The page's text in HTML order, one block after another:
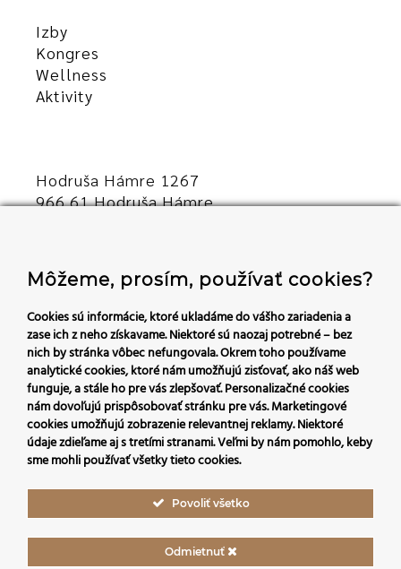
Izby
Kongres
Wellness
Aktivity
Hodruša Hámre 1267
966 61 Hodruša Hámre
recepcia@hoteldaro.sk
Sledujte nás:
Môžeme, prosím, používať cookies?
Cookies sú informácie, ktoré ukladáme do vášho zariadenia a
zase ich z neho získavame. Niektoré sú naozaj potrebné – bez
nich by stránka vôbec nefungovala.Okrem toho používame
analytické cookies, ktoré nám umožňujú zisťovať, ako náš web
funguje, a stále ho pre vás zlepšovať. Personalizačné cookies
nám dovoľujú prispôsobovať stránku pre vás.Marketingové
cookies umožňujú zobrazenie relevantnej reklamy. Niektoré
údaje zdieľame aj s tretími stranami. Veľmi by nám pomohlo, keby
sme mohli používať všetky tieto cookies.
Povoliť všetko
Odmietnuť